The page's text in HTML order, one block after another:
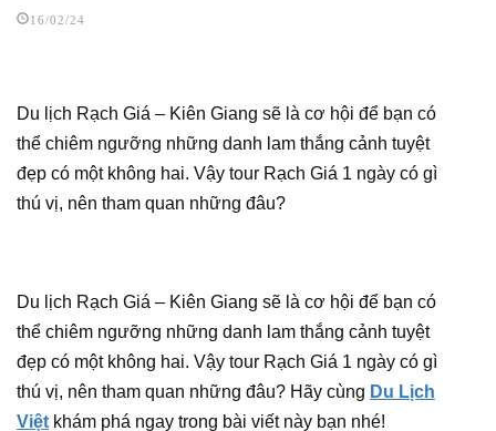
16/02/24
Du lịch Rạch Giá – Kiên Giang sẽ là cơ hội để bạn có
thể chiêm ngưỡng những danh lam thắng cảnh tuyệt
đẹp có một không hai. Vậy tour Rạch Giá 1 ngày có gì
thú vị, nên tham quan những đâu?
Du lịch Rạch Giá – Kiên Giang sẽ là cơ hội để bạn có
thể chiêm ngưỡng những danh lam thắng cảnh tuyệt
đẹp có một không hai. Vậy tour Rạch Giá 1 ngày có gì
thú vị, nên tham quan những đâu? Hãy cùng Du Lịch
Việt khám phá ngay trong bài viết này bạn nhé!